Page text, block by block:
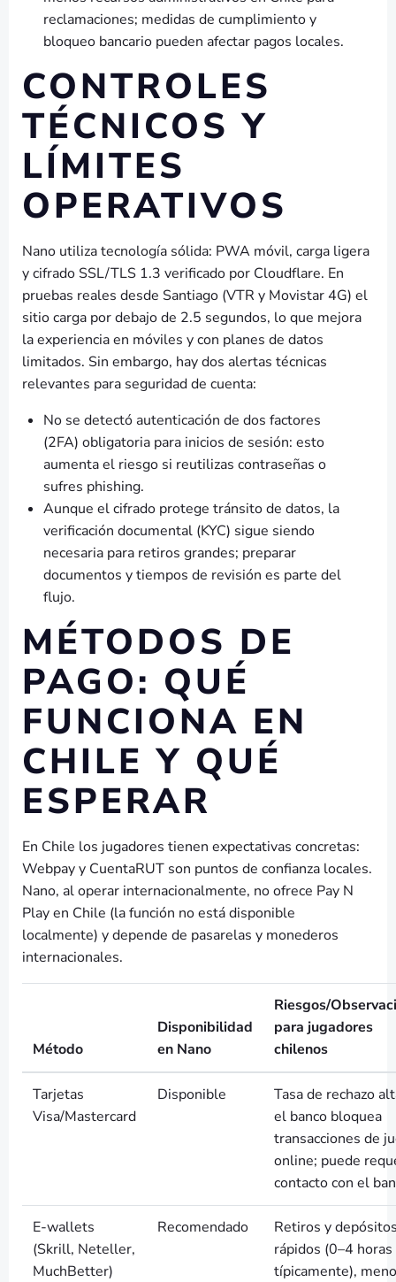
reclamaciones; medidas de cumplimiento y
bloqueo bancario pueden afectar pagos locales.
CONTROLES
TÉCNICOS Y
LÍMITES
OPERATIVOS
Nano utiliza tecnología sólida: PWA móvil, carga ligera
y cifrado SSL/TLS 1.3 verificado por Cloudflare. En
pruebas reales desde Santiago (VTR y Movistar 4G) el
sitio carga por debajo de 2.5 segundos, lo que mejora
la experiencia en móviles y con planes de datos
limitados. Sin embargo, hay dos alertas técnicas
relevantes para seguridad de cuenta:
No se detectó autenticación de dos factores
(2FA) obligatoria para inicios de sesión: esto
aumenta el riesgo si reutilizas contraseñas o
sufres phishing.
Aunque el cifrado protege tránsito de datos, la
verificación documental (KYC) sigue siendo
necesaria para retiros grandes; preparar
documentos y tiempos de revisión es parte del
flujo.
MÉTODOS DE
PAGO: QUÉ
FUNCIONA EN
CHILE Y QUÉ
ESPERAR
En Chile los jugadores tienen expectativas concretas:
Webpay y CuentaRUT son puntos de confianza locales.
Nano, al operar internacionalmente, no ofrece Pay N
Play en Chile (la función no está disponible
localmente) y depende de pasarelas y monederos
internacionales.
Método
Disponibilidad
en Nano
Riesgos/
para jugadores
chilenos
Tarjetas
Visa/Mastercard
Disponible
Tasa de rechazo
el banco bloquea
transacciones de
online; puede
contacto con el
E-wallets
(Skrill, Neteller,
MuchBetter)
Recomendado
Retiros y
rápidos (0–4 horas
típicamente),